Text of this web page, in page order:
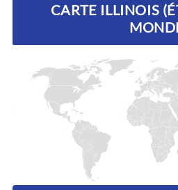
CARTE ILLINOIS